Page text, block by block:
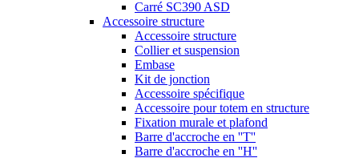
Carré SC390 ASD
Accessoire structure
Accessoire structure
Collier et suspension
Embase
Kit de jonction
Accessoire spécifique
Accessoire pour totem en structure
Fixation murale et plafond
Barre d'accroche en ''T''
Barre d'accroche en ''H''